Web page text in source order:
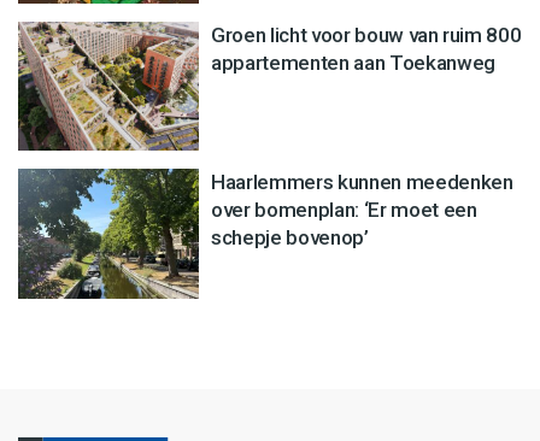
Groen licht voor bouw van ruim 800
appartementen aan Toekanweg
Haarlemmers kunnen meedenken
over bomenplan: ‘Er moet een
schepje bovenop’